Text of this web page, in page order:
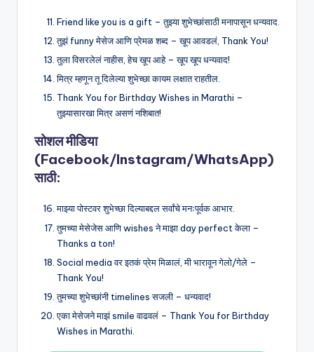
Friend like you is a gift – तुझ्या शुभेच्छांसाठी मनापासून धन्यवाद.
तुझं funny मेसेज आणि प्रेमळ शब्द – खूप आवडलं, Thank You!
तुला विसरलेलं नाहीस, हेच खूप आहे – खूप खूप धन्यवाद!
मित्र म्हणून तू दिलेल्या शुभेच्छा कायम लक्षात राहतील.
Thank You for Birthday Wishes in Marathi –
तुझ्यासारखा मित्र असणं नशिबात!
सोशल मीडिया
(Facebook/Instagram/WhatsApp)
साठी:
माझ्या पोस्टवर शुभेच्छा दिल्याबद्दल सर्वांचे मनःपूर्वक आभार.
तुमच्या मेसेजेस आणि wishes ने माझा day perfect केला –
Thanks a ton!
Social media वर इतकं प्रेम मिळालं, मी भारावून गेलो/गेले –
Thank You!
तुमच्या शुभेच्छांनी timelines सजली – धन्यवाद!
एका मेसेजने माझं smile वाढवलं – Thank You for Birthday
Wishes in Marathi.